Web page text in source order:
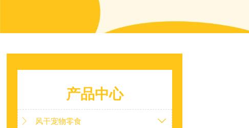
产品中心
 风干宠物零食 